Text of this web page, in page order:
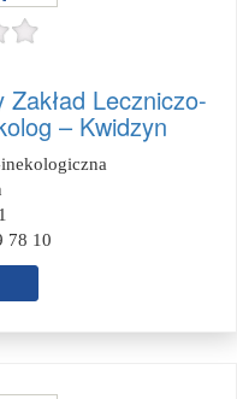
Leczniczo-
– Kwidzyn
78 10